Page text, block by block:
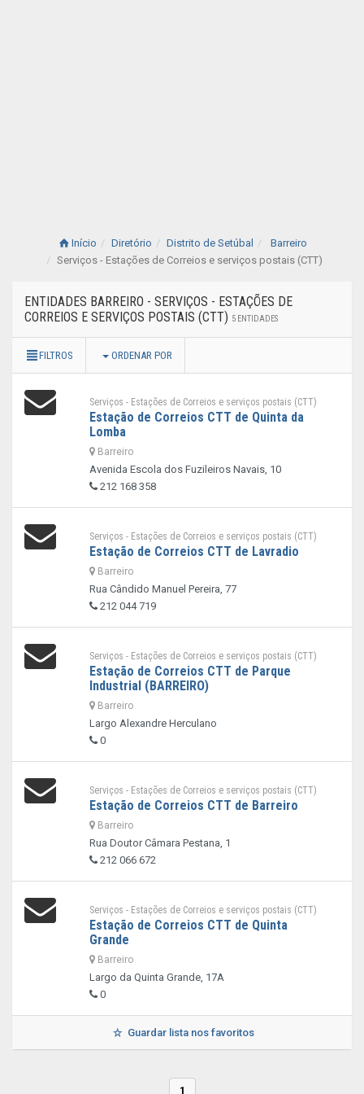
Início Diretório Distrito de Setúbal
Barreiro
Serviços - Estações de Correios e serviços postais (CTT)
ENTIDADES BARREIRO - SERVIÇOS - ESTAÇÕES DE
CORREIOS E SERVIÇOS POSTAIS (CTT) 5 ENTIDADES
FILTROS ORDENAR POR
Serviços - Estações de Correios e serviços postais (CTT)
Estação de Correios CTT de Quinta da
Lomba
Barreiro
Avenida Escola dos Fuzileiros Navais, 10
212 168 358
Serviços - Estações de Correios e serviços postais (CTT)
Estação de Correios CTT de Lavradio
Barreiro
Rua Cândido Manuel Pereira, 77
212 044 719
Serviços - Estações de Correios e serviços postais (CTT)
Estação de Correios CTT de Parque
Industrial (BARREIRO)
Barreiro
Largo Alexandre Herculano
0
Serviços - Estações de Correios e serviços postais (CTT)
Estação de Correios CTT de Barreiro
Barreiro
Rua Doutor Câmara Pestana, 1
212 066 672
Serviços - Estações de Correios e serviços postais (CTT)
Estação de Correios CTT de Quinta
Grande
Barreiro
Largo da Quinta Grande, 17A
0
Guardar lista nos favoritos
1